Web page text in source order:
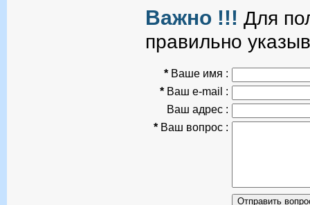
Важно !!! Для
правильно
* Ваше имя :
* Ваш e-mail :
Ваш адрес :
* Ваш вопрос :